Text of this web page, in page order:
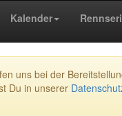
Kalender
uns bei der
Du in unserer